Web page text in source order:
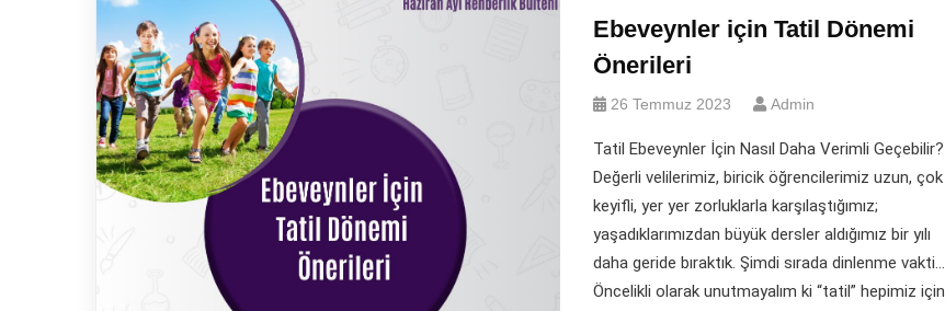
Ebeveynler için Tatil Dönemi
Önerileri
26 Temmuz 2023 Admin
Tatil Ebeveynler İçin Nasıl Daha Verimli Geçebilir?
Değerli velilerimiz, biricik öğrencilerimiz uzun, çok
keyifli, yer yer zorluklarla karşılaştığımız;
yaşadıklarımızdan büyük dersler aldığımız bir yılı
daha geride bıraktık. Şimdi sırada dinlenme vakti…
Öncelikli olarak unutmayalım ki “tatil” hepimiz için